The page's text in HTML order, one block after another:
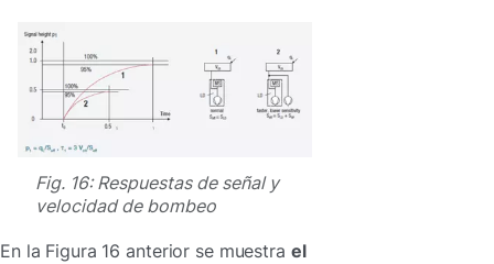
Fig. 16: Respuestas de señal y
velocidad de bombeo
En la Figura 16 anterior se muestra el